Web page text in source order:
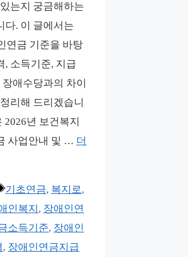
는지 궁금해하는
다. 이 글에서는
연금 기준을 바탕
, 소득기준, 지급
애수당과의 차이
리해 드리겠습니
년 보건복지
사업안내 및 … 더
태
그
기초연금, 복지로,
인복지 , 장애인연
소득기준, 장애인
, 장애인연금지급